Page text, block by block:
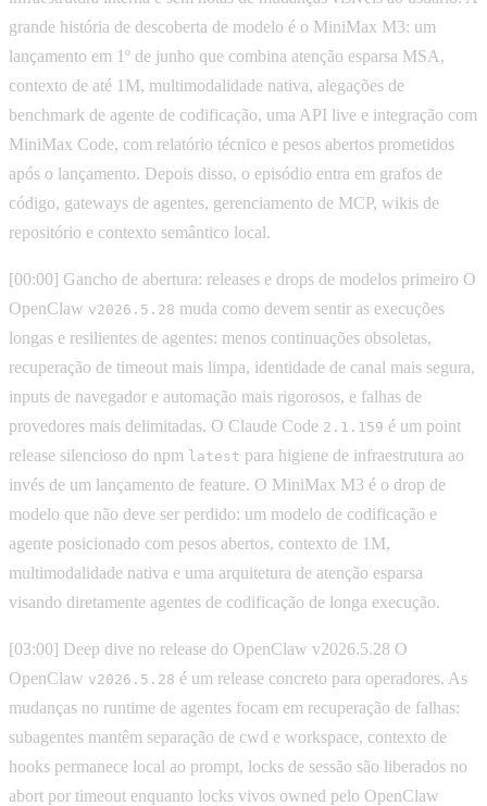
grande história de descoberta de modelo é o MiniMax M3: um
lançamento em 1º de junho que combina atenção esparsa MSA,
contexto de até 1M, multimodalidade nativa, alegações de
benchmark de agente de codificação, uma API live e integração com
MiniMax Code, com relatório técnico e pesos abertos prometidos
após o lançamento. Depois disso, o episódio entra em grafos de
código, gateways de agentes, gerenciamento de MCP, wikis de
repositório e contexto semântico local.
[00:00] Gancho de abertura: releases e drops de modelos primeiro O
OpenClaw v2026.5.28 muda como devem sentir as execuções
longas e resilientes de agentes: menos continuações obsoletas,
recuperação de timeout mais limpa, identidade de canal mais segura,
inputs de navegador e automação mais rigorosos, e falhas de
provedores mais delimitadas. O Claude Code 2.1.159 é um point
release silencioso do npm
latest para higiene de infraestrutura ao
invés de um lançamento de feature. O MiniMax M3 é o drop de
modelo que não deve ser perdido: um modelo de codificação e
agente posicionado com pesos abertos, contexto de 1M,
multimodalidade nativa e uma arquitetura de atenção esparsa
visando diretamente agentes de codificação de longa execução.
[03:00] Deep dive no release do OpenClaw v2026.5.28 O
OpenClaw v2026.5.28 é um release concreto para operadores. As
mudanças no runtime de agentes focam em recuperação de falhas:
subagentes mantêm separação de cwd e workspace, contexto de
hooks permanece local ao prompt, locks de sessão são liberados no
abort por timeout enquanto locks vivos owned pelo OpenClaw